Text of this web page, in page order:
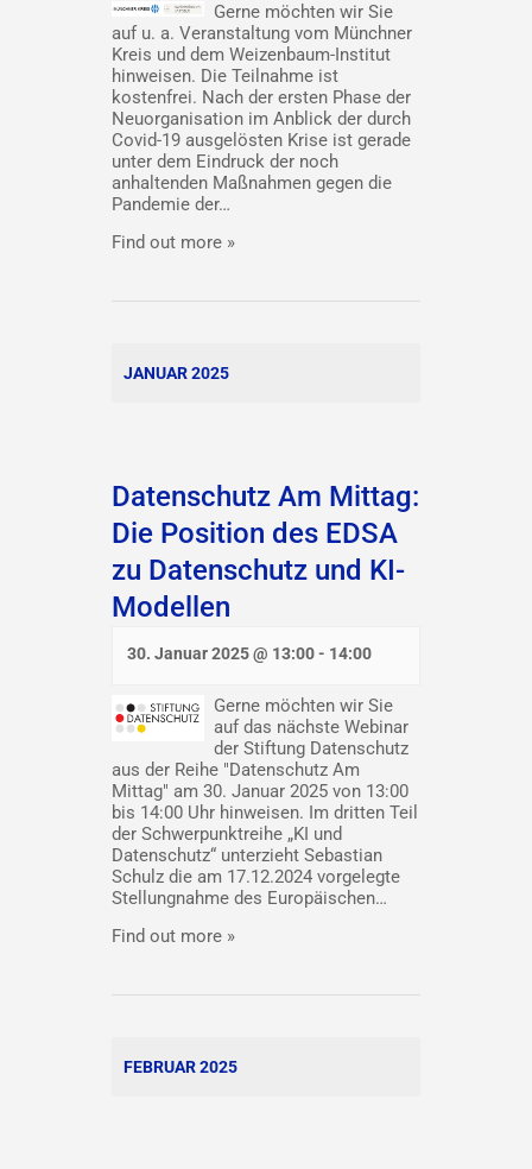
Gerne möchten wir Sie
auf u. a. Veranstaltung vom Münchner
Kreis und dem Weizenbaum-Institut
hinweisen. Die Teilnahme ist
kostenfrei. Nach der ersten Phase der
Neuorganisation im Anblick der durch
Covid-19 ausgelösten Krise ist gerade
unter dem Eindruck der noch
anhaltenden Maßnahmen gegen die
Pandemie der…
Find out more »
JANUAR 2025
Datenschutz Am Mittag:
Die Position des EDSA
zu Datenschutz und KI-
Modellen
30. Januar 2025 @ 13:00- 14:00
Gerne möchten wir Sie
auf das nächste Webinar
der Stiftung Datenschutz
aus der Reihe "Datenschutz Am
Mittag" am 30. Januar 2025 von 13:00
bis 14:00 Uhr hinweisen. Im dritten Teil
der Schwerpunktreihe „KI und
Datenschutz“ unterzieht Sebastian
Schulz die am 17.12.2024 vorgelegte
Stellungnahme des Europäischen…
Find out more »
FEBRUAR 2025